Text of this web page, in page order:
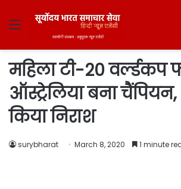
Menu
महिला टी-20
ऑस्ट्रेलिया बना
किया निराश
surybharat March 8, 2020 1 minute